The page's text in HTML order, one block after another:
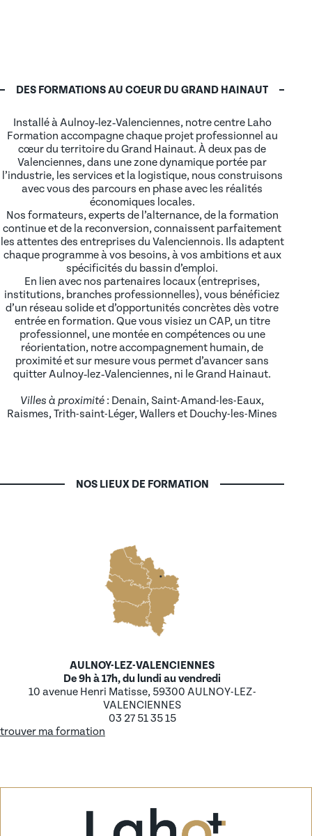
DES FORMATIONS AU COEUR DU GRAND HAINAUT
Installé à Aulnoy‑lez‑Valenciennes, notre centre Laho
Formation accompagne chaque projet professionnel au
cœur du territoire du Grand Hainaut. À deux pas de
Valenciennes, dans une zone dynamique portée par
l’industrie, les services et la logistique, nous construisons
avec vous des parcours en phase avec les réalités
économiques locales.
Nos formateurs, experts de l’alternance, de la formation
continue et de la reconversion, connaissent parfaitement
les attentes des entreprises du Valenciennois. Ils adaptent
chaque programme à vos besoins, à vos ambitions et aux
spécificités du bassin d’emploi.
En lien avec nos partenaires locaux (entreprises,
institutions, branches professionnelles), vous bénéficiez
d’un réseau solide et d’opportunités concrètes dès votre
entrée en formation. Que vous visiez un CAP, un titre
professionnel, une montée en compétences ou une
réorientation, notre accompagnement humain, de
proximité et sur mesure vous permet d’avancer sans
quitter Aulnoy‑lez‑Valenciennes, ni le Grand Hainaut.
Villes à proximité : Denain, Saint-Amand-les-Eaux,
Raismes, Trith-saint-Léger, Wallers et Douchy-les-Mines
NOS LIEUX DE FORMATION
AULNOY-LEZ-VALENCIENNES
De 9h à 17h, du lundi au vendredi
10 avenue Henri Matisse, 59300 AULNOY-LEZ-
VALENCIENNES
03 27 51 35 15
trouver ma formation